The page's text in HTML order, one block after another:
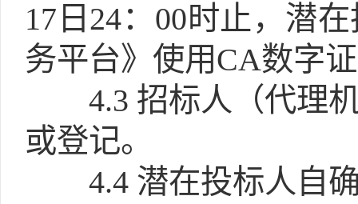
17日24：00时止，潜
务平台》使用CA数字
4.3 招标人（代理
或登记。
4.4 潜在投标人自